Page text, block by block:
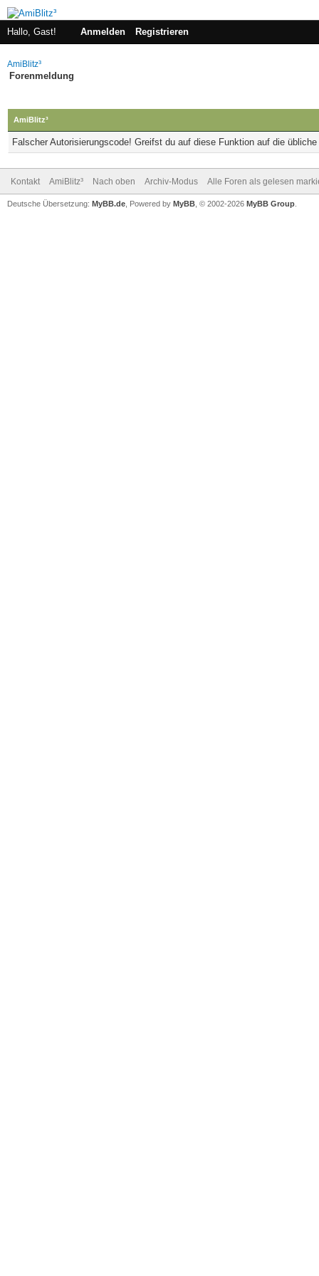
Hallo, Gast! Anmelden Registrieren
AmiBlitz³
Forenmeldung
AmiBlitz³
Falscher Autorisierungscode! Greifst du auf diese Funktion auf die
Kontakt AmiBlitz³ Nach oben Archiv-Modus Alle Foren als gelesen
Deutsche Übersetzung: MyBB.de , Powered by MyBB , © 2002-2026 MyBB Group